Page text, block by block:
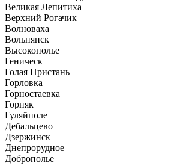
Великая Лепитиха
Верхний Рогачик
Волноваха
Вольнянск
Высокополье
Геническ
Голая Пристань
Горловка
Горностаевка
Горняк
Гуляйполе
Дебальцево
Дзержинск
Днепрорудное
Доброполье